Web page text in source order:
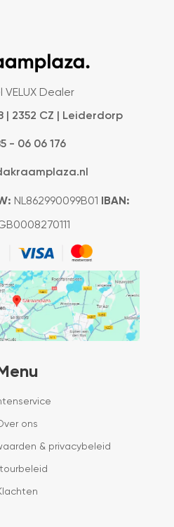
VELUX Dealer
| 2352 CZ | Leiderdorp
- 06 06 176
NL862990099B01 IBAN:
Menu
ons
& privacybeleid